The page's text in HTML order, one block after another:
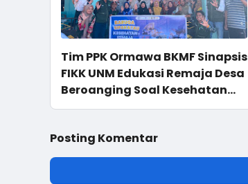
Tim PPK Ormawa BKMF Sinapsis
FIKK UNM Edukasi Remaja Desa
Beroanging Soal Kesehatan
dan Bahaya Pernikahan Dini
Posting Komentar